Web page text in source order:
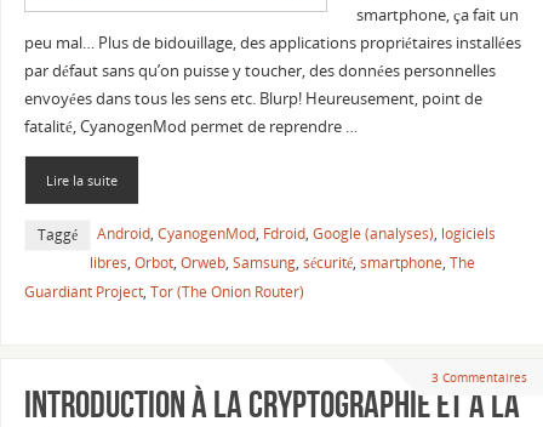
smartphone, ça fait un
peu mal… Plus de bidouillage, des applications propriétaires installées
par défaut sans qu’on puisse y toucher, des données personnelles
envoyées dans tous les sens etc. Blurp! Heureusement, point de
fatalité, CyanogenMod permet de reprendre …
Lire la suite
Taggé Android, CyanogenMod, Fdroid, Google (analyses), logiciels
libres, Orbot, Orweb, Samsung, sécurité, smartphone, The
Guardiant Project, Tor (The Onion Router)
3 Commentaires
Introduction à la cryptographie et à la